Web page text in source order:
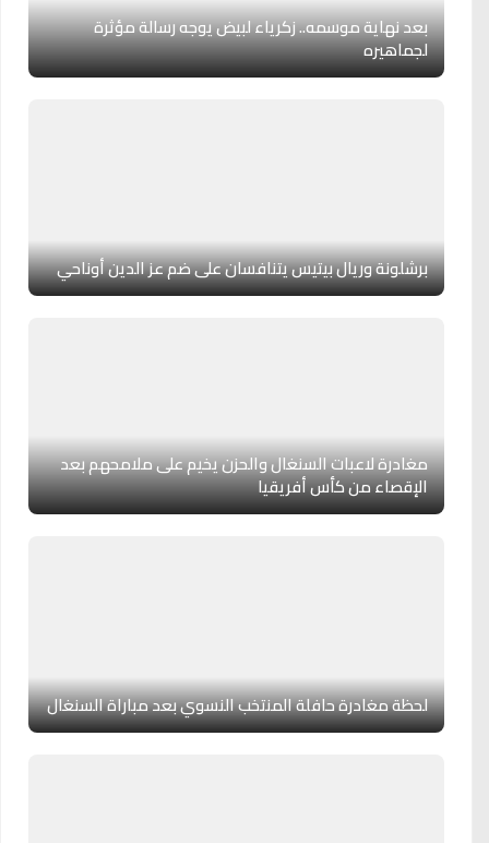
بعد نهاية موسمه.. زكرياء لبيض يوجه رسالة مؤثرة
لجماهيره
برشلونة وريال بيتيس يتنافسان على ضم عز الدين أوناحي
مغادرة لاعبات السنغال والحزن يخيم على ملامحهم بعد
الإقصاء من كأس أفريقيا
لحظة مغادرة حافلة المنتخب النسوي بعد مباراة السنغال